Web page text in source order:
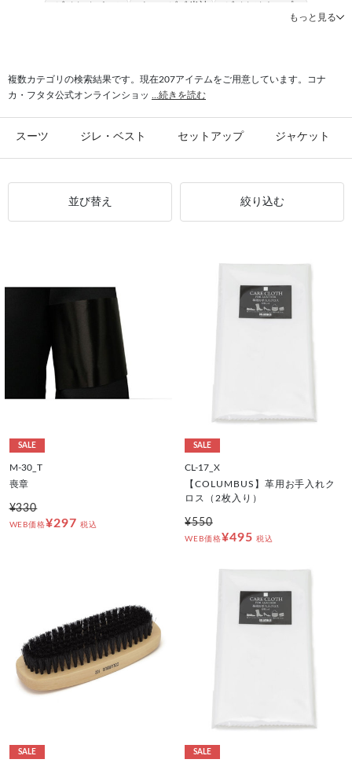
#ビジカジ パンツ #クールビズ 半袖 #ビジカジ トップス
#スーツ フォーマル
もっと見る
複数カテゴリの検索結果です。現在207アイテムをご用意しています。コナ
カ・フタタ公式オンラインショッ
...続きを読む
スーツ ジレ・ベスト セットアップ ジャケット
並び替え 絞り込む
SALE
M-30_T
喪章
¥330
WEB価格¥297 税込
SALE
CL-17_X
【COLUMBUS】革用お手入れク
ロス（2枚入り）
¥550
WEB価格¥495 税込
SALE SALE